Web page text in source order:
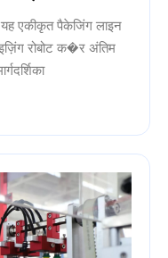
यह एकीकृत पैकेजिंग लाइन
रोबोट क�र अंतिम